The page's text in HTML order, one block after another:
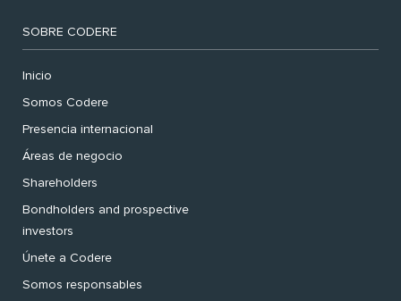
SOBRE CODERE
Inicio
Somos Codere
Presencia internacional
Áreas de negocio
Shareholders
Bondholders and prospective
investors
Únete a Codere
Somos responsables